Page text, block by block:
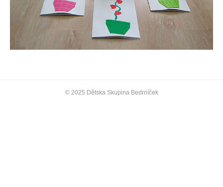
© 2025 Dětska Skupina Bedrníček